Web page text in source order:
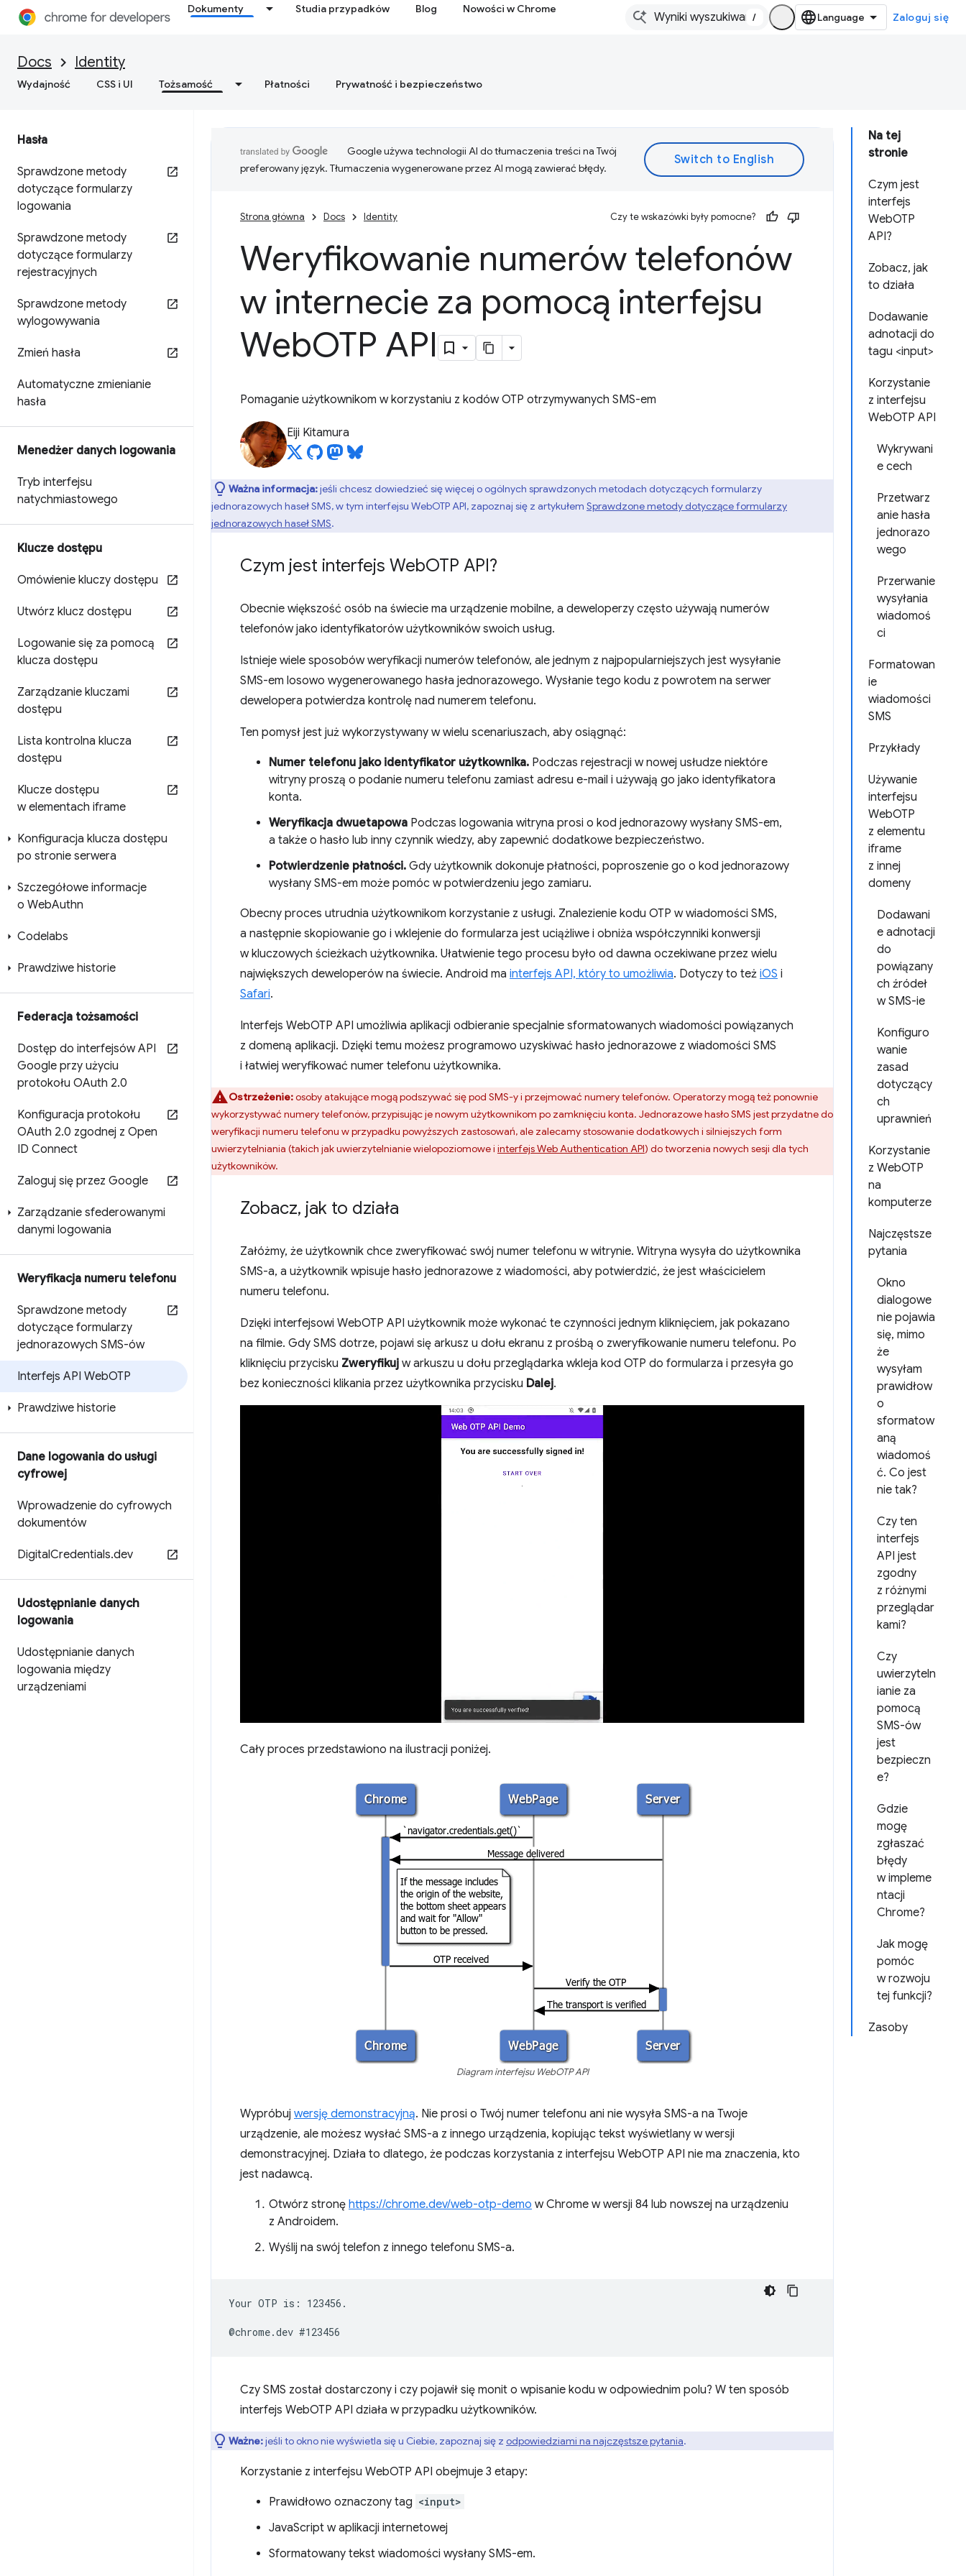
Dokumenty Studia przypadków Blog Nowości w Chrome
/ Zaloguj się
Docs Identity
Wydajność CSS i UI Tożsamość Płatności Prywatność i bezpieczeństwo
Hasła
Sprawdzone metody
dotyczące formularzy
logowania
Sprawdzone metody
dotyczące formularzy
rejestracyjnych
Sprawdzone metody
wylogowywania
Zmień hasła
Automatyczne zmienianie
hasła
Menedżer danych logowania
Tryb interfejsu
natychmiastowego
Klucze dostępu
Omówienie kluczy dostępu
Utwórz klucz dostępu
Logowanie się za pomocą
klucza dostępu
Zarządzanie kluczami
dostępu
Lista kontrolna klucza
dostępu
Klucze dostępu
w elementach iframe
Konfiguracja klucza dostępu
po stronie serwera
Szczegółowe informacje
o WebAuthn
Codelabs
Prawdziwe historie
Federacja tożsamości
Dostęp do interfejsów API
Google przy użyciu
protokołu OAuth 2.0
Konfiguracja protokołu
OAuth 2.0 zgodnej z Open
ID Connect
Zaloguj się przez Google
Zarządzanie sfederowanymi
danymi logowania
Weryfikacja numeru telefonu
Sprawdzone metody
dotyczące formularzy
jednorazowych SMS-ów
Interfejs API WebOTP
Prawdziwe historie
Dane logowania do usługi
cyfrowej
Wprowadzenie do cyfrowych
dokumentów
DigitalCredentials.dev
Udostępnianie danych
logowania
Udostępnianie danych
logowania między
urządzeniami
Na tej
stronie
Czym jest
interfejs
WebOTP
API?
Zobacz, jak
to działa
Dodawanie
adnotacji do
tagu <input>
Korzystanie
z interfejsu
WebOTP API
Wykrywani
e cech
Przetwarz
anie hasła
jednorazo
wego
Przerwanie
wysyłania
wiadomoś
ci
Formatowan
ie
wiadomości
SMS
Przykłady
Używanie
interfejsu
WebOTP
z elementu
iframe
z innej
domeny
Dodawani
e adnotacji
do
powiązany
ch źródeł
w SMS-ie
Konfiguro
wanie
zasad
dotyczący
ch
uprawnień
Korzystanie
z WebOTP
na
komputerze
Najczęstsze
pytania
Okno
dialogowe
nie pojawia
się, mimo
że
wysyłam
prawidłow
o
sformatow
aną
wiadomoś
ć. Co jest
nie tak?
Czy ten
interfejs
API jest
zgodny
z różnymi
przeglądar
kami?
Czy
uwierzyteln
ianie za
pomocą
SMS-ów
jest
bezpieczn
e?
Gdzie
mogę
zgłaszać
błędy
w impleme
ntacji
Chrome?
Jak mogę
pomóc
w rozwoju
tej funkcji?
Zasoby
Google używa technologii AI do tłumaczenia treści na Twój
preferowany język. Tłumaczenia wygenerowane przez AI mogą zawierać błędy.
Strona główna Docs Identity Czy te wskazówki były pomocne?
Weryfikowanie numerów telefonów
w internecie za pomocą interfejsu
WebOTP API
Pomaganie użytkownikom w korzystaniu z kodów OTP otrzymywanych SMS-em
Eiji Kitamura
Ważna informacja:jeśli chcesz dowiedzieć się więcej o ogólnych sprawdzonych metodach dotyczących formularzy
jednorazowych haseł SMS, w tym interfejsu WebOTP API, zapoznaj się z artykułem Sprawdzone metody dotyczące formularzy
jednorazowych haseł SMS.
Czym jest interfejs WebOTP API?
Obecnie większość osób na świecie ma urządzenie mobilne, a deweloperzy często używają numerów
telefonów jako identyfikatorów użytkowników swoich usług.
Istnieje wiele sposobów weryfikacji numerów telefonów, ale jednym z najpopularniejszych jest wysyłanie
SMS-em losowo wygenerowanego hasła jednorazowego. Wysłanie tego kodu z powrotem na serwer
dewelopera potwierdza kontrolę nad numerem telefonu.
Ten pomysł jest już wykorzystywany w wielu scenariuszach, aby osiągnąć:
Numer telefonu jako identyfikator użytkownika. Podczas rejestracji w nowej usłudze niektóre
witryny proszą o podanie numeru telefonu zamiast adresu e-mail i używają go jako identyfikatora
konta.
Weryfikacja dwuetapowa Podczas logowania witryna prosi o kod jednorazowy wysłany SMS-em,
a także o hasło lub inny czynnik wiedzy, aby zapewnić dodatkowe bezpieczeństwo.
Potwierdzenie płatności. Gdy użytkownik dokonuje płatności, poproszenie go o kod jednorazowy
wysłany SMS-em może pomóc w potwierdzeniu jego zamiaru.
Obecny proces utrudnia użytkownikom korzystanie z usługi. Znalezienie kodu OTP w wiadomości SMS,
a następnie skopiowanie go i wklejenie do formularza jest uciążliwe i obniża współczynniki konwersji
w kluczowych ścieżkach użytkownika. Ułatwienie tego procesu było od dawna oczekiwane przez wielu
największych deweloperów na świecie. Android ma interfejs API, który to umożliwia. Dotyczy to też iOS i
Safari.
Interfejs WebOTP API umożliwia aplikacji odbieranie specjalnie sformatowanych wiadomości powiązanych
z domeną aplikacji. Dzięki temu możesz programowo uzyskiwać hasło jednorazowe z wiadomości SMS
i łatwiej weryfikować numer telefonu użytkownika.
Ostrzeżenie:osoby atakujące mogą podszywać się pod SMS-y i przejmować numery telefonów. Operatorzy mogą też ponownie
wykorzystywać numery telefonów, przypisując je nowym użytkownikom po zamknięciu konta. Jednorazowe hasło SMS jest przydatne do
weryfikacji numeru telefonu w przypadku powyższych zastosowań, ale zalecamy stosowanie dodatkowych i silniejszych form
uwierzytelniania (takich jak uwierzytelnianie wielopoziomowe i interfejs Web Authentication API) do tworzenia nowych sesji dla tych
użytkowników.
Zobacz, jak to działa
Załóżmy, że użytkownik chce zweryfikować swój numer telefonu w witrynie. Witryna wysyła do użytkownika
SMS-a, a użytkownik wpisuje hasło jednorazowe z wiadomości, aby potwierdzić, że jest właścicielem
numeru telefonu.
Dzięki interfejsowi WebOTP API użytkownik może wykonać te czynności jednym kliknięciem, jak pokazano
na filmie. Gdy SMS dotrze, pojawi się arkusz u dołu ekranu z prośbą o zweryfikowanie numeru telefonu. Po
kliknięciu przycisku Zweryfikuj w arkuszu u dołu przeglądarka wkleja kod OTP do formularza i przesyła go
bez konieczności klikania przez użytkownika przycisku Dalej.
Cały proces przedstawiono na ilustracji poniżej.
Diagram interfejsu WebOTP API
Wypróbuj wersję demonstracyjną. Nie prosi o Twój numer telefonu ani nie wysyła SMS-a na Twoje
urządzenie, ale możesz wysłać SMS-a z innego urządzenia, kopiując tekst wyświetlany w wersji
demonstracyjnej. Działa to dlatego, że podczas korzystania z interfejsu WebOTP API nie ma znaczenia, kto
jest nadawcą.
Otwórz stronę https://chrome.dev/web-otp-demo w Chrome w wersji 84 lub nowszej na urządzeniu
z Androidem.
Wyślij na swój telefon z innego telefonu SMS-a.
Your OTP is: 123456.
Czy SMS został dostarczony i czy pojawił się monit o wpisanie kodu w odpowiednim polu? W ten sposób
interfejs WebOTP API działa w przypadku użytkowników.
Ważne:jeśli to okno nie wyświetla się u Ciebie, zapoznaj się z odpowiedziami na najczęstsze pytania.
Korzystanie z interfejsu WebOTP API obejmuje 3 etapy:
Prawidłowo oznaczony tag <input>
JavaScript w aplikacji internetowej
Sformatowany tekst wiadomości wysłany SMS-em.